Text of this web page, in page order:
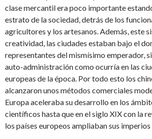
clase mercantil era poco importante
estrato de la sociedad, detrás de los
agricultores y los artesanos. Además, este
creatividad, las ciudades estaban bajo el
representantes del mismísimo emperador,
auto-administración como ocurría en las
europeas de la época. Por todo esto los
alcanzaron unos métodos comerciales
Europa aceleraba su desarrollo en los
científicos hasta que en el siglo XIX con la
los países europeos ampliaban sus